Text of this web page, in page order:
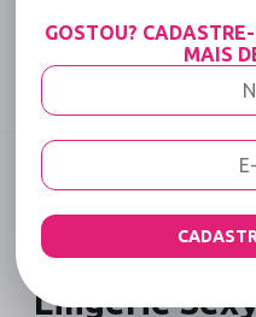
Tabela de medidas
DESCRIÇÃO COMPLETA
Calcinha Só
Lingerie
GOSTOU?
MAIS